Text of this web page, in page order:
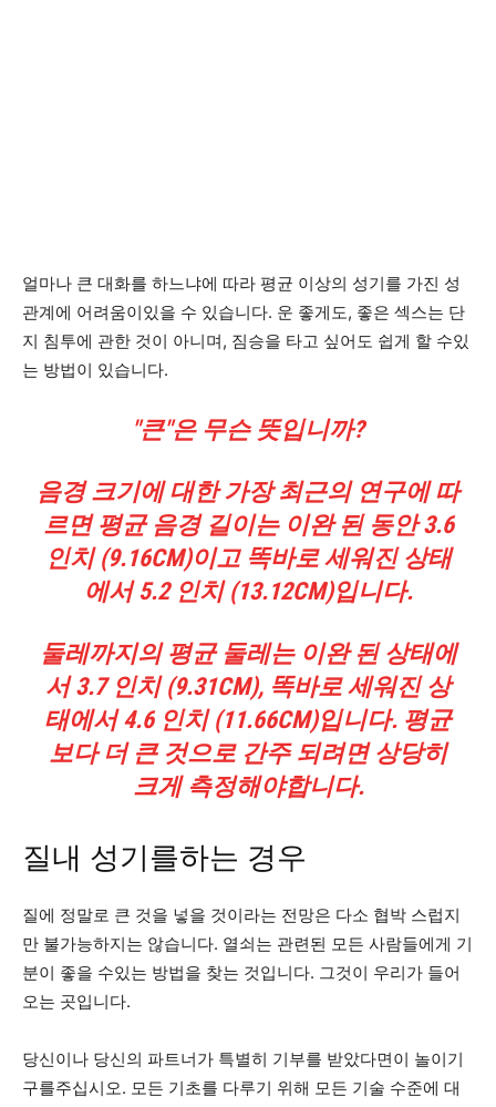
얼마나 큰 대화를 하느냐에 따라 평균 이상의 성기를 가진 성
관계에 어려움이있을 수 있습니다. 운 좋게도, 좋은 섹스는 단
지 침투에 관한 것이 아니며, 짐승을 타고 싶어도 쉽게 할 수있
는 방법이 있습니다.
"큰"은 무슨 뜻입니까?
음경 크기에 대한 가장 최근의 연구에 따
르면 평균 음경 길이는 이완 된 동안 3.6
인치 (9.16CM)이고 똑바로 세워진 상태
에서 5.2 인치 (13.12CM)입니다.
둘레까지의 평균 둘레는 이완 된 상태에
서 3.7 인치 (9.31CM), 똑바로 세워진 상
태에서 4.6 인치 (11.66CM)입니다. 평균
보다 더 큰 것으로 간주 되려면 상당히
크게 측정해야합니다.
질내 성기를하는 경우
질에 정말로 큰 것을 넣을 것이라는 전망은 다소 협박 스럽지
만 불가능하지는 않습니다. 열쇠는 관련된 모든 사람들에게 기
분이 좋을 수있는 방법을 찾는 것입니다. 그것이 우리가 들어
오는 곳입니다.
당신이나 당신의 파트너가 특별히 기부를 받았다면이 놀이기
구를주십시오. 모든 기초를 다루기 위해 모든 기술 수준에 대